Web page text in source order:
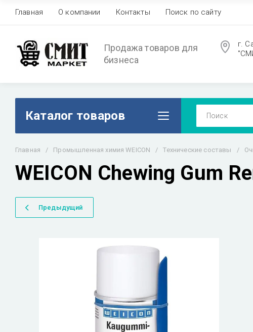
Главная О компании Контакты Поиск по сайту
Продажа товаров для
бизнеса
г.
Каталог товаров
Главная / Промышленная химия WEICON / Технические составы /
WEICON Chewing Gum
Предыдущий